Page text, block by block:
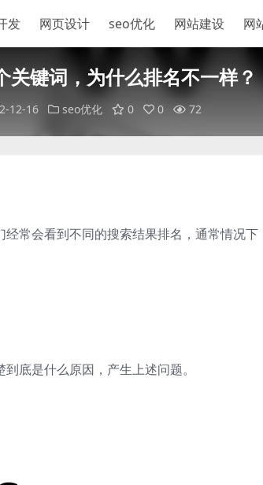
发 网页设计 seo优化 网站建设 网
关键词，为什么排名不一样？
12-16 seo优化 0 0 72
常会看到不同的搜索结果排名，通常情况下
底是什么原因，产生上述问题。